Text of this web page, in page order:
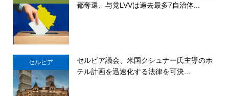
都奪還、与党LVVは過去最多7自治体...
セルビア
セルビア議会、米国クシュナー氏主導のホ
テル計画を迅速化する法律を可決...